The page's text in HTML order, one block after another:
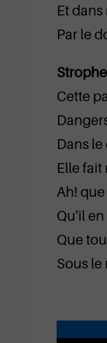
Et
Par le
Cette
Dans
Elle fait
Ah!
Qu'il
Que
Sous le